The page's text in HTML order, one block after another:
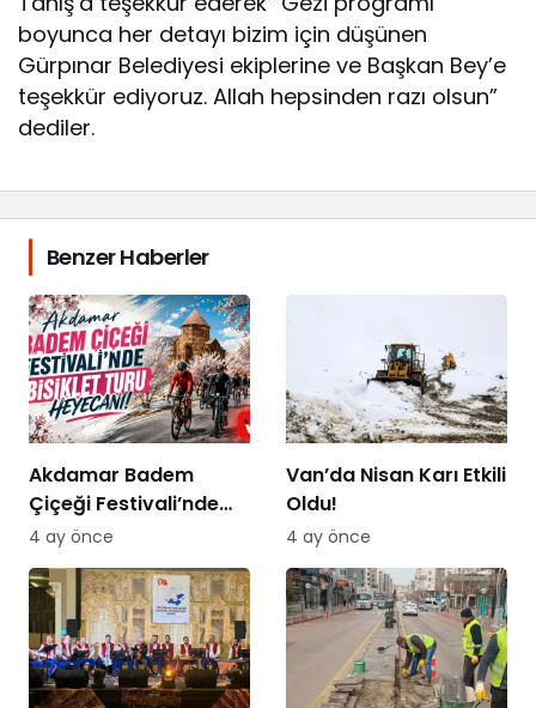
boyunca her detayı bizim için düşünen
Gürpınar Belediyesi ekiplerine ve Başkan Bey’e
teşekkür ediyoruz. Allah hepsinden razı olsun”
dediler.
Benzer Haberler
Akdamar Badem
Çiçeği Festivali’nde
Bisiklet Turu Heyecanı
4 ay önce
Van’da Nisan Karı Etkili
Oldu!
4 ay önce